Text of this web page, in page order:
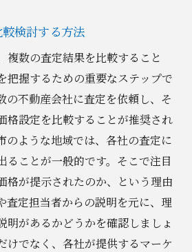
検討する方法
複数の査定結果を比較すること
把握するための重要なステップで
の不動産会社に査定を依頼し、そ
格設定を比較することが推奨され
のような地域では、各社の査定に
ることが一般的です。そこで注目
格が提示されたのか、という理由
査定担当者からの説明を元に、理
明があるかどうかを確認しましょ
けでなく、各社が提供するマーケ